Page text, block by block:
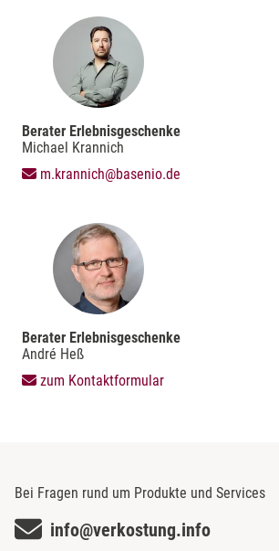
Berater Erlebnisgeschenke
Michael Krannich
m.krannich@basenio.de
Berater Erlebnisgeschenke
André Heß
zum Kontaktformular
Bei Fragen rund um Produkte und Services
info@verkostung.info